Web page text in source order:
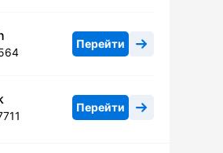
Перейти
Перейти